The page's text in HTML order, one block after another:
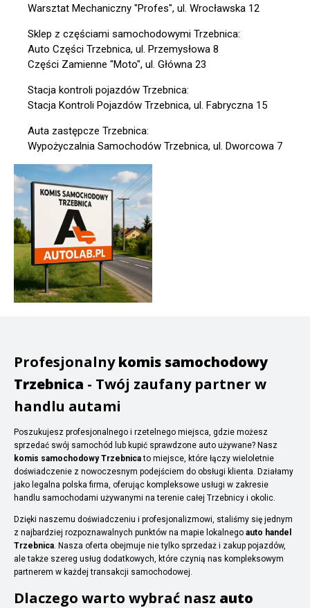
Warsztat Mechaniczny "Profes", ul. Wrocławska 12
Sklep z częściami samochodowymi Trzebnica:
Auto Części Trzebnica, ul. Przemysłowa 8
Części Zamienne "Moto", ul. Główna 23
Stacja kontroli pojazdów Trzebnica:
Stacja Kontroli Pojazdów Trzebnica, ul. Fabryczna 15
Auta zastępcze Trzebnica:
Wypożyczalnia Samochodów Trzebnica, ul. Dworcowa 7
Profesjonalnykomis samochodowy
Trzebnica - Twój zaufany partner w
handlu autami
Poszukujesz profesjonalnego i rzetelnego miejsca, gdzie możesz
sprzedać swój samochód lub kupić sprawdzone auto używane? Nasz
komis samochodowy Trzebnicato miejsce, które łączy wieloletnie
doświadczenie z nowoczesnym podejściem do obsługi klienta. Działamy
jako legalna polska firma, oferując kompleksowe usługi w zakresie
handlu samochodami używanymi na terenie całej Trzebnicy i okolic.
Dzięki naszemu doświadczeniu i profesjonalizmowi, staliśmy się jednym
z najbardziej rozpoznawalnych punktów na mapie lokalnego auto handel
Trzebnica. Nasza oferta obejmuje nie tylko sprzedaż i zakup pojazdów,
ale także szereg usług dodatkowych, które czynią nas kompleksowym
partnerem w każdej transakcji samochodowej.
Dlaczego warto wybrać nasz auto